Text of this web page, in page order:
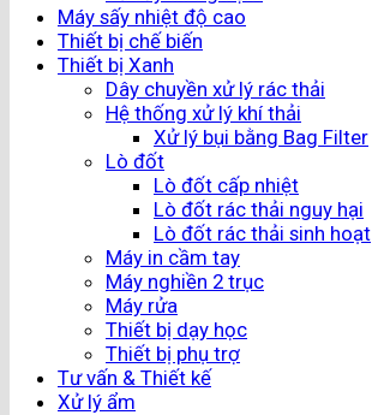
Máy sấy nhiệt độ cao
Thiết bị chế biến
Thiết bị Xanh
Dây chuyền xử lý rác thải
Hệ thống xử lý khí thải
Xử lý bụi bằng Bag Filter
Lò đốt
Lò đốt cấp nhiệt
Lò đốt rác thải nguy hại
Lò đốt rác thải sinh hoạt
Máy in cầm tay
Máy nghiền 2 trục
Máy rửa
Thiết bị dạy học
Thiết bị phụ trợ
Tư vấn & Thiết kế
Xử lý ẩm